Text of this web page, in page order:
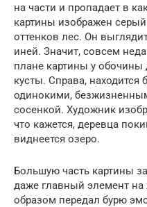
на части и пропадает в
картины изображен
оттенков лес. Он
иней. Значит, совсем
плане картины у обочины
кусты. Справа, находится
одинокими,
сосенкой. Художник
что кажется, деревца
виднеется озеро.
Большую часть картины
даже главный элемент на
образом передал бурю